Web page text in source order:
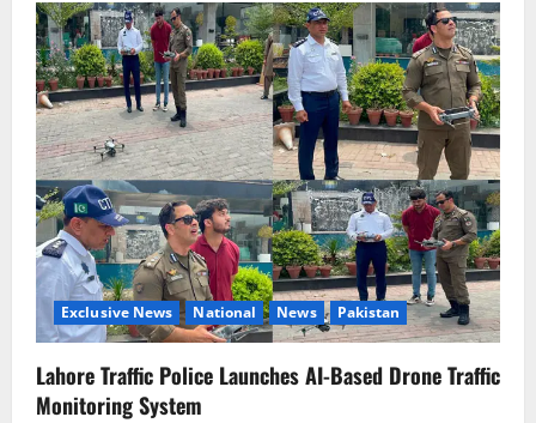
Exclusive News National News Pakistan
Lahore Traffic Police Launches AI-Based Drone Traffic
Monitoring System